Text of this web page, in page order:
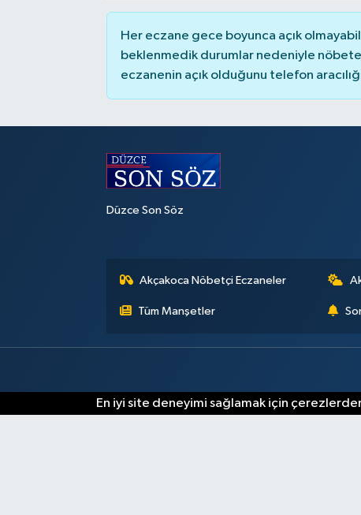
Her eczane gece boyunca açık
beklenmedik durumlar nedeniyle
eczanenin açık olduğunu telefon
Düzce Son Söz
Akçakoca Nöbetçi Eczaneler
Tüm Manşetler
En iyi site deneyimi sağlamak için